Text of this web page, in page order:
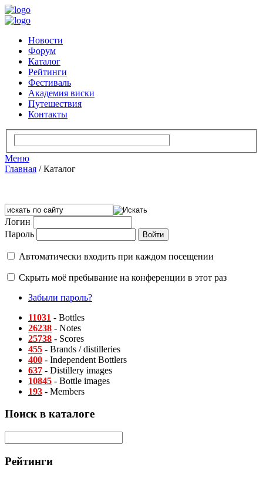
Новости
Форум
Каталог
Рейтинги
Фестиваль
Академия виски
Путешествия
Контакты
Меню
Главная /Каталог
Логин
Пароль
Автоматически входить при каждом посещении
Скрыть моё пребывание на конференции в этот раз
Забыли пароль?
11031 - Bottles
26238 - Notes
25738 - Scores
455 - Brands / distilleries
400 - Independent Bottlers
637 - Distillery images
10845 - Bottle images
193 - Members
Поиск в каталоге
Рейтинги